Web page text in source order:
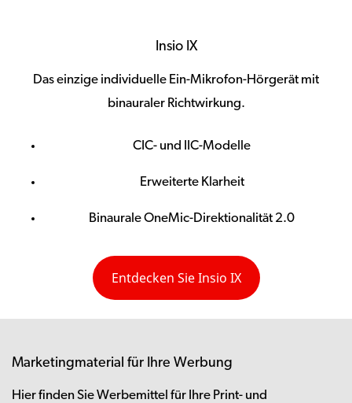
Insio IX
Das einzige individuelle Ein-Mikrofon-Hörgerät mit
binauraler Richtwirkung.
CIC- und IIC-Modelle
Erweiterte Klarheit
Binaurale OneMic-Direktionalität 2.0
Entdecken Sie Insio IX
Marketingmaterial für Ihre Werbung
Hier finden Sie Werbemittel für Ihre Print- und